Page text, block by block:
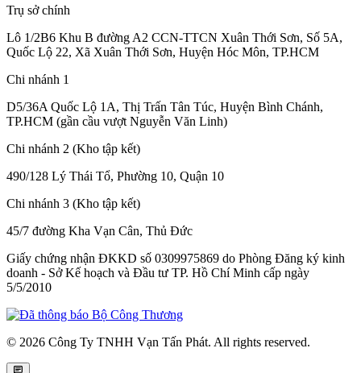
Trụ sở chính
Lô 1/2B6 Khu B đường A2 CCN-TTCN Xuân Thới Sơn, Số 5A,
Quốc Lộ 22, Xã Xuân Thới Sơn, Huyện Hóc Môn, TP.HCM
Chi nhánh 1
D5/36A Quốc Lộ 1A, Thị Trấn Tân Túc, Huyện Bình Chánh,
TP.HCM (gần cầu vượt Nguyễn Văn Linh)
Chi nhánh 2 (Kho tập kết)
490/128 Lý Thái Tổ, Phường 10, Quận 10
Chi nhánh 3 (Kho tập kết)
45/7 đường Kha Vạn Cân, Thủ Đức
Giấy chứng nhận ĐKKD số 0309975869 do Phòng Đăng ký kinh
doanh - Sở Kế hoạch và Đầu tư TP. Hồ Chí Minh cấp ngày
5/5/2010
© 2026 Công Ty TNHH Vạn Tấn Phát. All rights reserved.